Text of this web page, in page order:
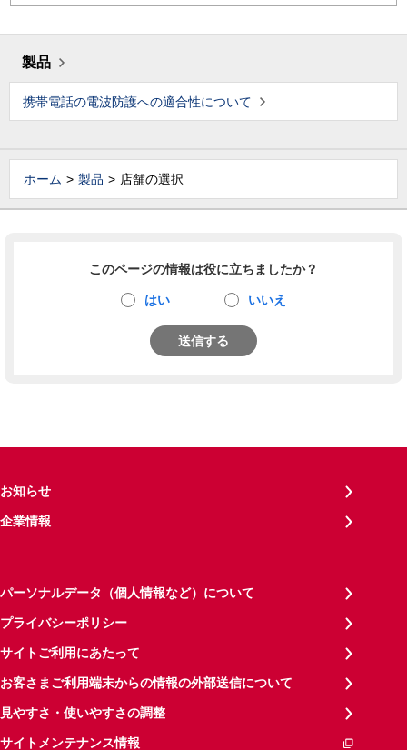
製品
携帯電話の電波防護への適合性について
ホーム 製品 店舗の選択
このページの情報は役に立ちましたか？
はい いいえ
送信する
お知らせ
企業情報
パーソナルデータ（個人情報など）について
プライバシーポリシー
サイトご利用にあたって
お客さまご利用端末からの情報の外部送信について
見やすさ・使いやすさの調整
サイトメンテナンス情報